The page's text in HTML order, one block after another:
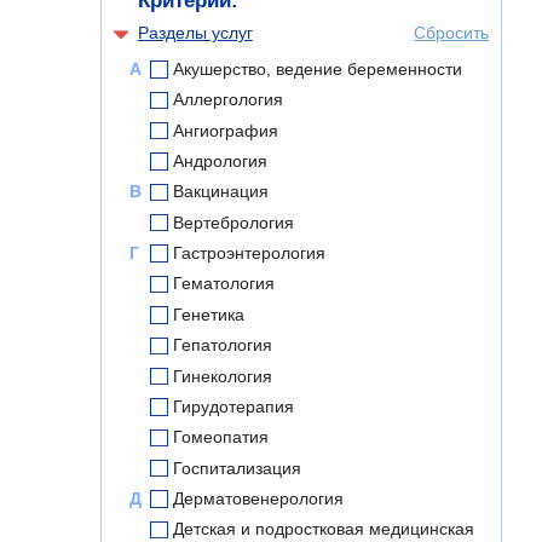
Разделы услуг
Сбросить
А
Акушерство, ведение беременности
Аллергология
Ангиография
Андрология
В
Вакцинация
Вертебрология
Г
Гастроэнтерология
Гематология
Генетика
Гепатология
Гинекология
Гирудотерапия
Гомеопатия
Госпитализация
Д
Дерматовенерология
Детская и подростковая медицинская